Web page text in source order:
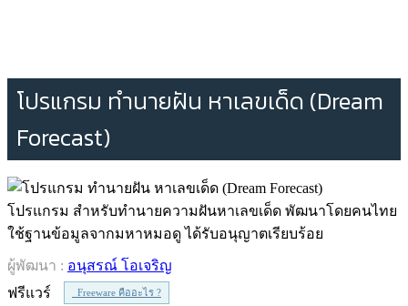
โปรแกรม ทำนายฝัน หาเลขเด็ด (Dream
Forecast)
โปรแกรม สำหรับทำนายความฝันหาเลขเด็ด พัฒนาโดยคนไทย
ใช้ฐานข้อมูลจากมหาหมอดู ได้รับอนุญาตเรียบร้อย
ผู้พัฒนา : อนุสรณ์ โอเจริญ
ฟรีแวร์
Freeware คืออะไร ?